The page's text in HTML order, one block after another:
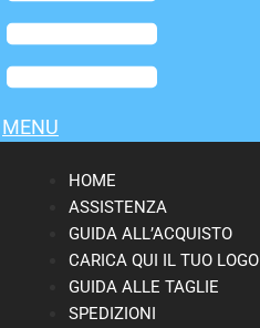
MENU
HOME
ASSISTENZA
GUIDA ALL’ACQUISTO
CARICA QUI IL TUO LOGO
GUIDA ALLE TAGLIE
SPEDIZIONI